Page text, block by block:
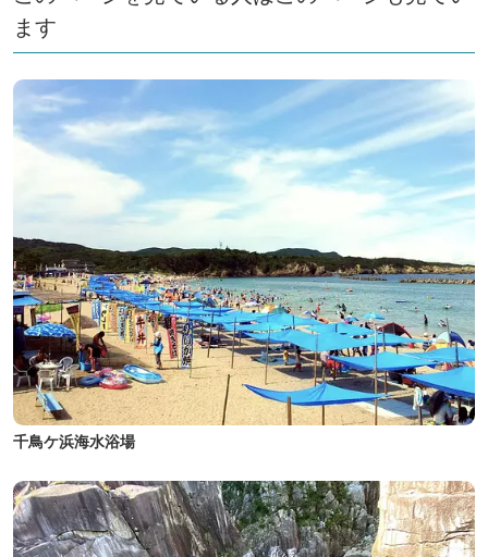
ます
千鳥ケ浜海水浴場